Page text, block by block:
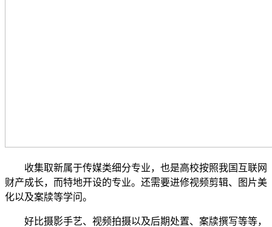
收集取新属于传媒类细分专业，也是高校按照我国互联网
财产成长，而特地开设的专业。还需要进修视频剪辑、图片美
化以及案牍等学问。
好比摄影手艺、视频拍摄以及后期处置、案牍撰写等等，